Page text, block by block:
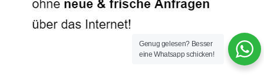
Genug gelesen? Besser
eine Whatsapp schicken!